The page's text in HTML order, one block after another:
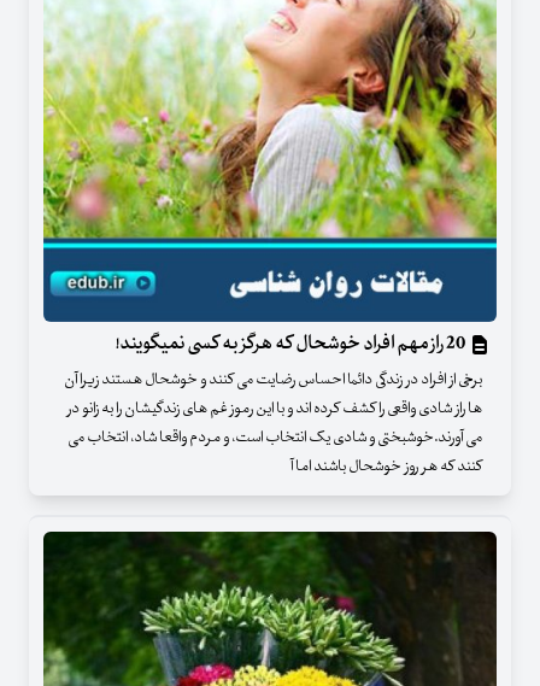
برخی از افراد در زندگی دائما احساس رضایت می کنند و خوشحال هستند زیرا آن
ها راز شادی واقعی را کشف کرده اند و با این رموز غم های زندگیشان را به زانو در
می آورند.خوشبختی و شادی یک انتخاب است، و مردم واقعا شاد، انتخاب می
کنند که هر روز خوشحال باشند اما آ